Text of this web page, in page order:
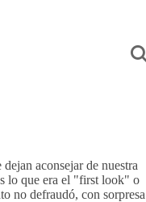
aconsejar de nuestra
lo que era el "first look" o
no defraudó, con sorpresa